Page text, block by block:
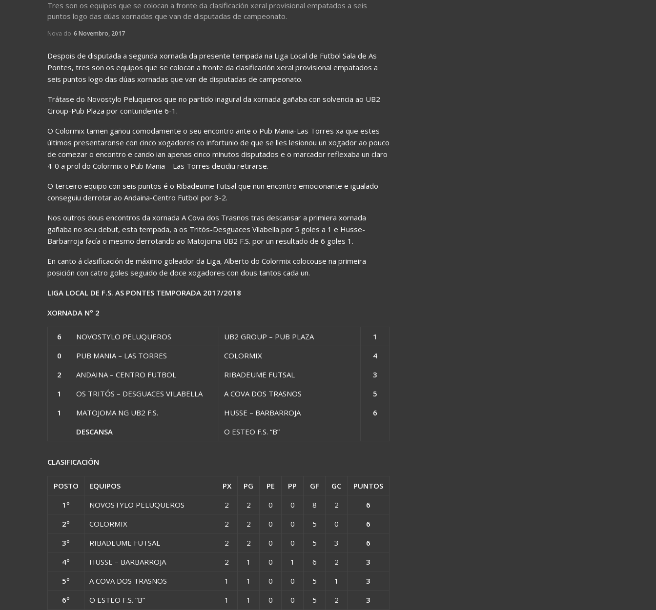
Tres son os equipos que se colocan a fronte da clasificación xeral provisional empatados a seis
puntos logo das dúas xornadas que van de disputadas de campeonato.
Nova do 6 Novembro, 2017
Despois de disputada a segunda xornada da presente tempada na Liga Local de Futbol Sala de As
Pontes, tres son os equipos que se colocan a fronte da clasificación xeral provisional empatados a
seis puntos logo das dúas xornadas que van de disputadas de campeonato.
Trátase do Novostylo Peluqueros que no partido inagural da xornada gañaba con solvencia ao UB2
Group-Pub Plaza por contundente 6-1.
O Colormix tamen gañou comodamente o seu encontro ante o Pub Mania-Las Torres xa que estes
últimos presentaronse con cinco xogadores co infortunio de que se lles lesionou un xogador ao pouco
de comezar o encontro e cando ian apenas cinco minutos disputados e o marcador reflexaba un claro
4-0 a prol do Colormix o Pub Mania – Las Torres decidiu retirarse.
O terceiro equipo con seis puntos é o Ribadeume Futsal que nun encontro emocionante e igualado
conseguiu derrotar ao Andaina-Centro Futbol por 3-2.
Nos outros dous encontros da xornada A Cova dos Trasnos tras descansar a primiera xornada
gañaba no seu debut, esta tempada, a os Tritós-Desguaces Vilabella por 5 goles a 1 e Husse-
Barbarroja facía o mesmo derrotando ao Matojoma UB2 F.S. por un resultado de 6 goles 1.
En canto á clasificación de máximo goleador da Liga, Alberto do Colormix colocouse na primeira
posición con catro goles seguido de doce xogadores con dous tantos cada un.
LIGA LOCAL DE F.S. AS PONTES TEMPORADA 2017/2018
XORNADA Nº 2
6 NOVOSTYLO PELUQUEROS UB2 GROUP – PUB PLAZA
1
0
PUB MANIA – LAS TORRES COLORMIX
4
2
ANDAINA – CENTRO FUTBOL RIBADEUME FUTSAL
3
1
OS TRITÓS – DESGUACES VILABELLA A COVA DOS TRASNOS
5
1
MATOJOMA NG UB2 F.S. HUSSE – BARBARROJA
6
DESCANSA
O ESTEO F.S. “B”
CLASIFICACIÓN
POSTO EQUIPOS PX PG PE PP GF GC
PUNTOS
1º
NOVOSTYLO PELUQUEROS 2 2 0 0 8 2
6
2º
COLORMIX 2 2 0 0 5 0
6
3º
RIBADEUME FUTSAL 2 2 0 0 5 3
6
4º
HUSSE – BARBARROJA 2 1 0 1 6 2
3
5º
A COVA DOS TRASNOS 1 1 0 0 5 1
3
6º
O ESTEO F.S. “B” 1 1 0 0 5 2
3